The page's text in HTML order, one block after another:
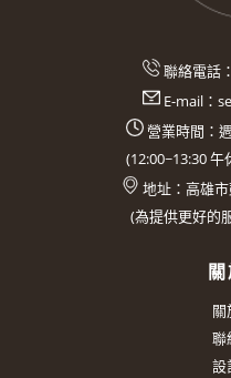
聯絡電話：
E-mail：
營業時間：
(12:00~13:30午
地址： 高雄
(為提供更好的
關
聯
設